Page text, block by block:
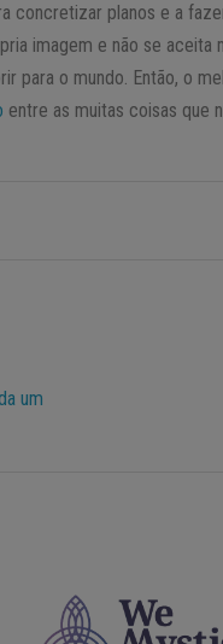
concretizar planos e a
imagem e não se aceita
para o mundo. Então, o
entre as muitas coisas que
um